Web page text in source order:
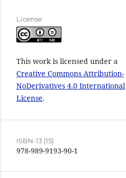
License
This work is licensed under a
Creative Commons Attribution-
NoDerivatives 4.0 International
License.
ISBN-13 (15)
978-989-9193-90-1